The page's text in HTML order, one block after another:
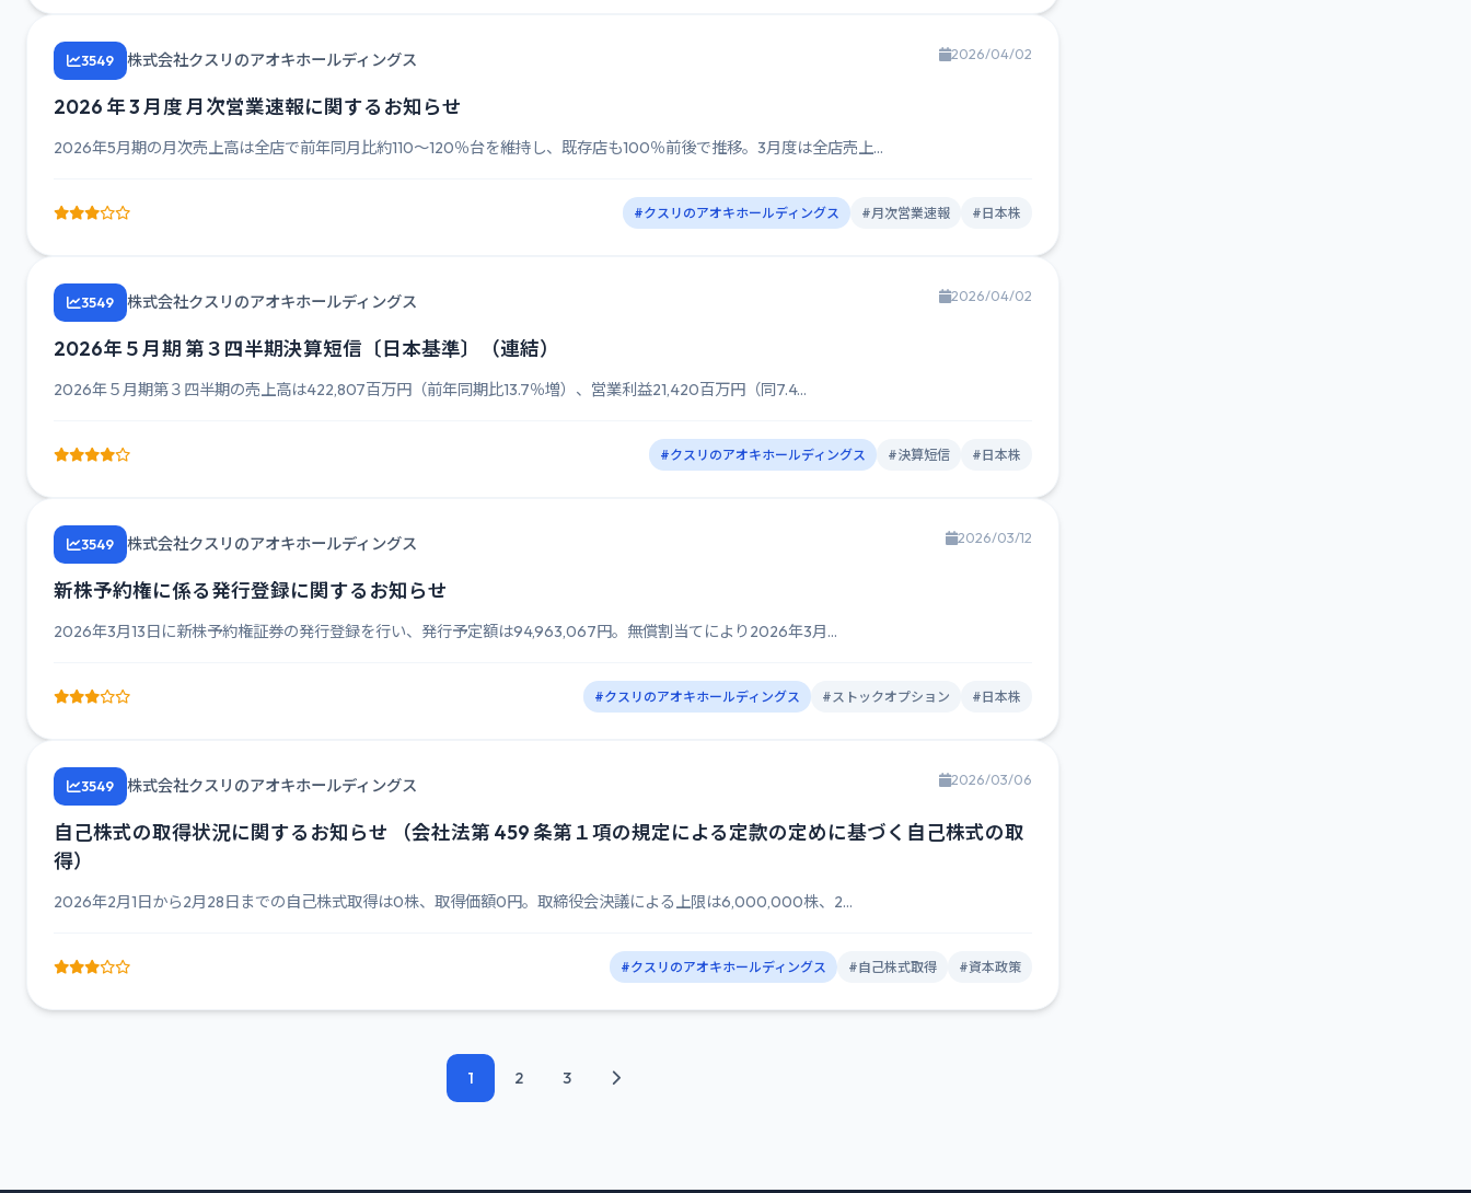
3549 株式会社クスリのアオキホールディングス 2026/04/02
2026 年 3 月度 月次営業速報に関するお知らせ
2026年5月期の月次売上高は全店で前年同月比約110～120％台を維持し、既存店も100％前後で推移。3月度は全店売上...
#クスリのアオキホールディングス #月次営業速報 #日本株
3549 株式会社クスリのアオキホールディングス 2026/04/02
2026年５月期 第３四半期決算短信〔日本基準〕（連結）
2026年５月期第３四半期の売上高は422,807百万円（前年同期比13.7％増）、営業利益21,420百万円（同7.4...
#クスリのアオキホールディングス #決算短信 #日本株
3549 株式会社クスリのアオキホールディングス 2026/03/12
新株予約権に係る発行登録に関するお知らせ
2026年3月13日に新株予約権証券の発行登録を行い、発行予定額は94,963,067円。無償割当てにより2026年3月...
#クスリのアオキホールディングス #ストックオプション #日本株
3549 株式会社クスリのアオキホールディングス 2026/03/06
自己株式の取得状況に関するお知らせ （会社法第 459 条第１項の規定による定款の定めに基づく自己株式の取
得）
2026年2月1日から2月28日までの自己株式取得は0株、取得価額0円。取締役会決議による上限は6,000,000株、2...
#クスリのアオキホールディングス #自己株式取得 #資本政策
1 2 3